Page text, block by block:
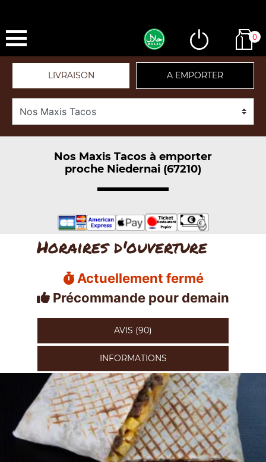
0
LIVRAISON A EMPORTER
Nos Maxis Tacos à emporter
proche Niedernai (67210)
Horaires d'ouverture
Actuellement fermé
Précommande pour demain
AVIS (90)
INFORMATIONS